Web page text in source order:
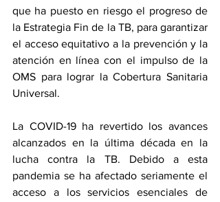
que ha puesto en riesgo el progreso de
la Estrategia Fin de la TB, para garantizar
el acceso equitativo a la prevención y la
atención en línea con el impulso de la
OMS para lograr la Cobertura Sanitaria
Universal.
La COVID-19 ha revertido los avances
alcanzados en la última década en la
lucha contra la TB. Debido a esta
pandemia se ha afectado seriamente el
acceso a los servicios esenciales de